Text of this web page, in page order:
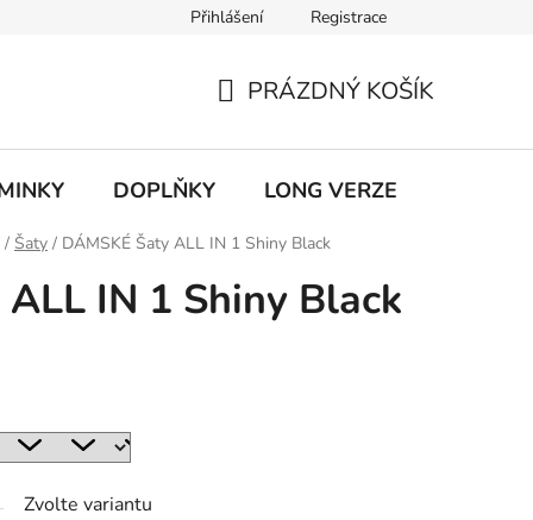
ochrany osobních údajůPřihlášení Registrace
KOŠÍK
PRÁZDNÝ KOŠÍK
DOPLŇKY LONG VERZE
/ Šaty / DÁMSKÉ Šaty ALL IN 1 Shiny Black
IN 1 Shiny Black
Zvolte variantu